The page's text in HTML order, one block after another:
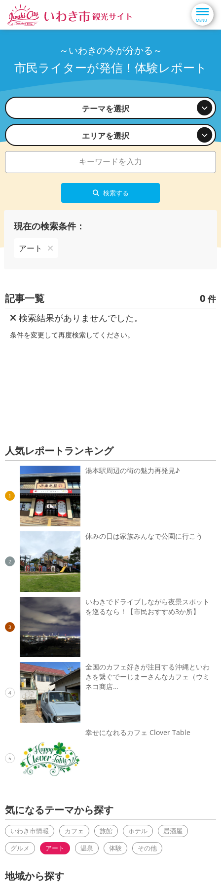
～いわきの今が分かる～
市民ライターが発信！体験レポート
テーマを選択
エリアを選択
検索する
現在の検索条件：
アート
記事一覧 0 件
検索結果がありませんでした。
条件を変更して再度検索してください。
人気レポートランキング
1
湯本駅周辺の街の魅力再発見♪
2
休みの日は家族みんなで公園に行こう
3
いわきでドライブしながら夜景スポット
を巡るなら！【市民おすすめ3か所】
4
全国のカフェ好きが注目する沖縄といわ
きを繋ぐでーじまーさんなカフェ（ウミ
ネコ商店…
5
幸せになれるカフェ Clover Table
気になるテーマから探す
いわき市情報 カフェ 旅館 ホテル
居酒屋
グルメ
アート 温泉 体験 その他
地域から探す